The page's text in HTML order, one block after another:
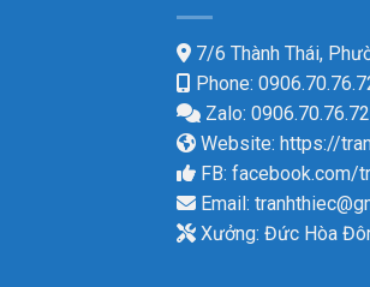
7/6 Thành Thái,
Phone:
Zalo: 0906.70.76.72
Website: https://
FB: facebook.com/
Email:
Xưởng: Đức Hòa